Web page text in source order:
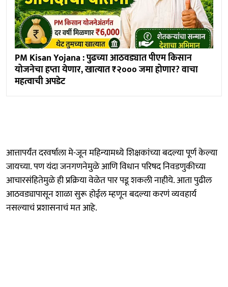
PM Kisan Yojana : पुढच्या आठवड्यात पीएम किसान
योजनेचा हप्ता येणार, खात्यात ₹२००० जमा होणार? वाचा
महत्वाची अपडेट
आत्तापर्यंत दरवर्षाला मे-जून महिन्यामध्ये शिक्षकांच्या बदल्या पूर्ण केल्या
जायच्या. पण यंदा जनगणनेमुळे आणि विधान परिषद निवडणुकीच्या
आचारसंहितेमुळे ही प्रक्रिया वेळेत पार पडू शकली नाहीये. आता पुढील
आठवड्यापासून शाळा सुरू होईल म्हणून बदल्या करणं व्यवहार्य
नसल्याचं प्रशासनाचं मत आहे.